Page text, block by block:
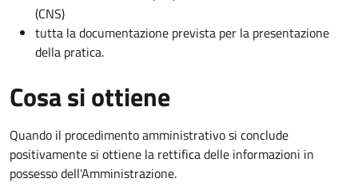
(CNS)
tutta la documentazione prevista per la presentazione
della pratica.
Cosa si ottiene
Quando il procedimento amministrativo si conclude
positivamente si ottiene la rettifica delle informazioni in
possesso dell'Amministrazione.